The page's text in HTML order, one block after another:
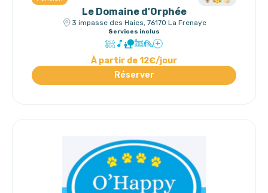
Le Domaine d'Orphée
3 impasse des Haies, 76170 La Frenaye
Services inclus
À partir de 12€/jour
Réserver